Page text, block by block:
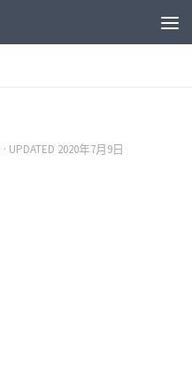
· UPDATED 2020年7月9日